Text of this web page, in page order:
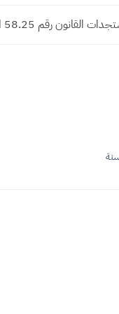
الشيك في قانون المسطرة